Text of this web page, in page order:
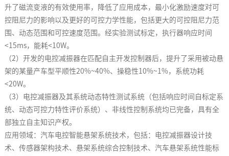
升了磁流变液的有效使用率，降低了应用成本，最小化激励速度对可
控阻尼力的影响以及更好的可控力学性能，包括更大的可控阻尼力范
围、动态范围和可控速度范围。经实验测试标定，执行器响应时间
<15ms，能耗<10W。
（2）开发的电控减振器在匹配自主开发控制器后，提升了采用被动悬
架的某量产车型平顺性20%~40%、操稳性 10%~1%，系统功耗
<20W。
（3）电控减振器及其系统动态特性测试系统（包括响应时间自标定系
统、动态可控力特性评价系统）、非线性控制系统均已完备，具有全
部独立自主知识产权。
应用领域：汽车电控智能悬架系统技术，包括：电控减振器设计技
术、传感器架构技术、悬架系统综合控制技术、汽车悬架系统性能标